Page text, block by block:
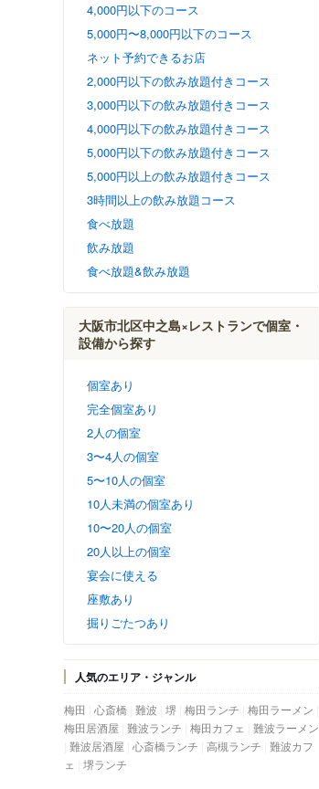
4,000円以下のコース
5,000円〜8,000円以下のコース
ネット予約できるお店
2,000円以下の飲み放題付きコース
3,000円以下の飲み放題付きコース
4,000円以下の飲み放題付きコース
5,000円以下の飲み放題付きコース
5,000円以上の飲み放題付きコース
3時間以上の飲み放題コース
食べ放題
飲み放題
食べ放題&飲み放題
大阪市北区中之島×レストランで個室・
設備から探す
個室あり
完全個室あり
2人の個室
3〜4人の個室
5〜10人の個室
10人未満の個室あり
10〜20人の個室
20人以上の個室
宴会に使える
座敷あり
掘りごたつあり
人気のエリア・ジャンル
梅田 心斎橋 難波 堺 梅田ランチ 梅田ラーメン
梅田居酒屋 難波ランチ 梅田カフェ
難波ラーメン
難波居酒屋 心斎橋ランチ 高槻ランチ 難波カフ
ェ
堺ランチ